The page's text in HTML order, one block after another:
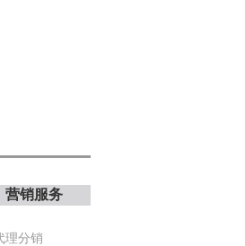
营销服务
理分销